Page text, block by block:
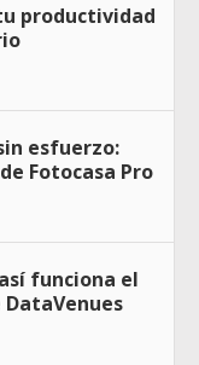
productividad
esfuerzo:
Fotocasa Pro
funciona el